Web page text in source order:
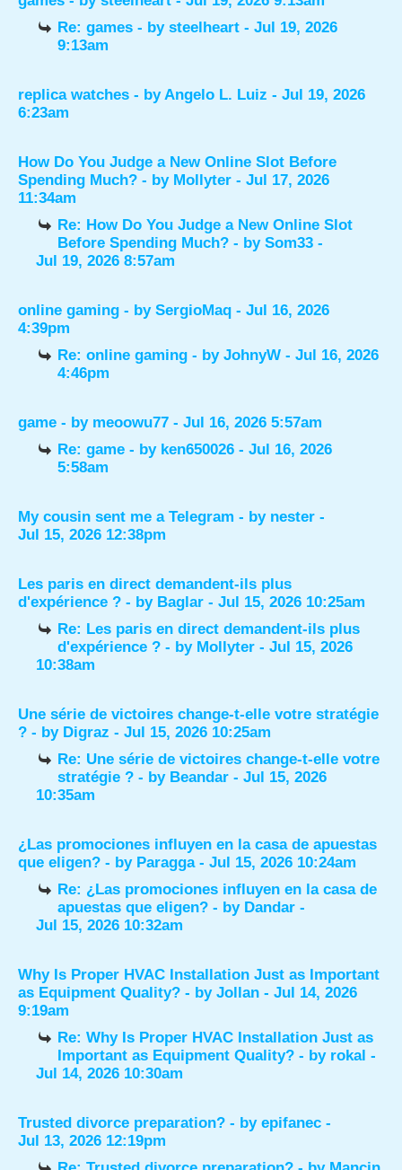
Re: games - bysteelheart - Jul 19, 2026
9:13am
replica watches - byAngelo L. Luiz - Jul 19, 2026
6:23am
How Do You Judge a New Online Slot Before
Spending Much? - by Mollyter - Jul 17, 2026
11:34am
Re: How Do You Judge a New Online Slot
Before Spending Much? - bySom33 -
Jul 19, 2026 8:57am
online gaming - by SergioMaq - Jul 16, 2026
4:39pm
Re: online gaming - byJohnyW - Jul 16, 2026
4:46pm
game - by meoowu77 - Jul 16, 2026 5:57am
Re: game - by ken650026 - Jul 16, 2026
5:58am
My cousin sent me a Telegram - by nester -
Jul 15, 2026 12:38pm
Les paris en direct demandent-ils plus
d'expérience ? - by Baglar - Jul 15, 2026 10:25am
Re: Les paris en direct demandent-ils plus
d'expérience ? - by Mollyter - Jul 15, 2026
10:38am
Une série de victoires change-t-elle votre stratégie
? - by Digraz - Jul 15, 2026 10:25am
Re: Une série de victoires change-t-elle votre
stratégie ? - by Beandar - Jul 15, 2026
10:35am
¿Las promociones influyen en la casa de apuestas
que eligen? - by Paragga- Jul 15, 2026 10:24am
Re: ¿Las promociones influyen en la casa de
apuestas que eligen? - by Dandar -
Jul 15, 2026 10:32am
Why Is Proper HVAC Installation Just as Important
as Equipment Quality? - by Jollan - Jul 14, 2026
9:19am
Re: Why Is Proper HVAC Installation Just as
Important as Equipment Quality? - by rokal -
Jul 14, 2026 10:30am
Trusted divorce preparation? - by epifanec -
Jul 13, 2026 12:19pm